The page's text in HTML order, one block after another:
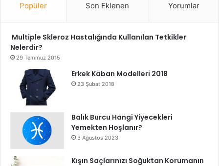
Popüler Son Eklenen Yorumlar
Multiple Skleroz Hastalığında Kullanılan Tetkikler
Nelerdir?
29 Temmuz 2015
Erkek Kaban Modelleri 2018
23 Şubat 2018
Balık Burcu Hangi Yiyecekleri
Yemekten Hoşlanır?
3 Ağustos 2023
Kışın Saçlarınızı Soğuktan Korumanın